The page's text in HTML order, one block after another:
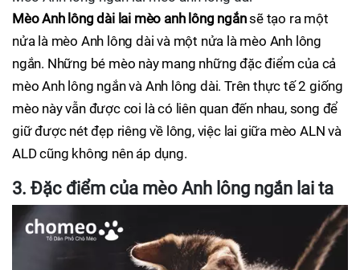
Mèo Anh lông dài lai mèo anh lông ngắnsẽ tạo ra một
nửa là mèo Anh lông dài và một nửa là mèo Anh lông
ngắn. Những bé mèo này mang những đặc điểm của cả
mèo Anh lông ngắn và Anh lông dài. Trên thực tế 2 giống
mèo này vẫn được coi là có liên quan đến nhau, song để
giữ được nét đẹp riêng về lông, việc lai giữa mèo ALN và
ALD cũng không nên áp dụng.
3. Đặc điểm của mèo Anh lông ngắn lai ta